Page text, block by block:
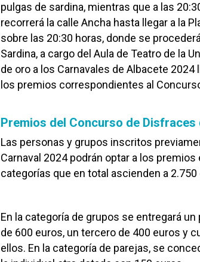
pulgas de sardina, mientras que a las
recorrerá la calle Ancha hasta llegar a la
sobre las 20:30 horas, donde se
Sardina, a cargo del Aula de Teatro de la
de oro a los Carnavales de Albacete
los premios correspondientes al
Premios del Concurso de Disfraces
Las personas y grupos inscritos
Carnaval 2024 podrán optar a los
categorías que en total ascienden a 2.750
En la categoría de grupos se entregará
de 600 euros, un tercero de 400 euros y
ellos. En la categoría de parejas, se